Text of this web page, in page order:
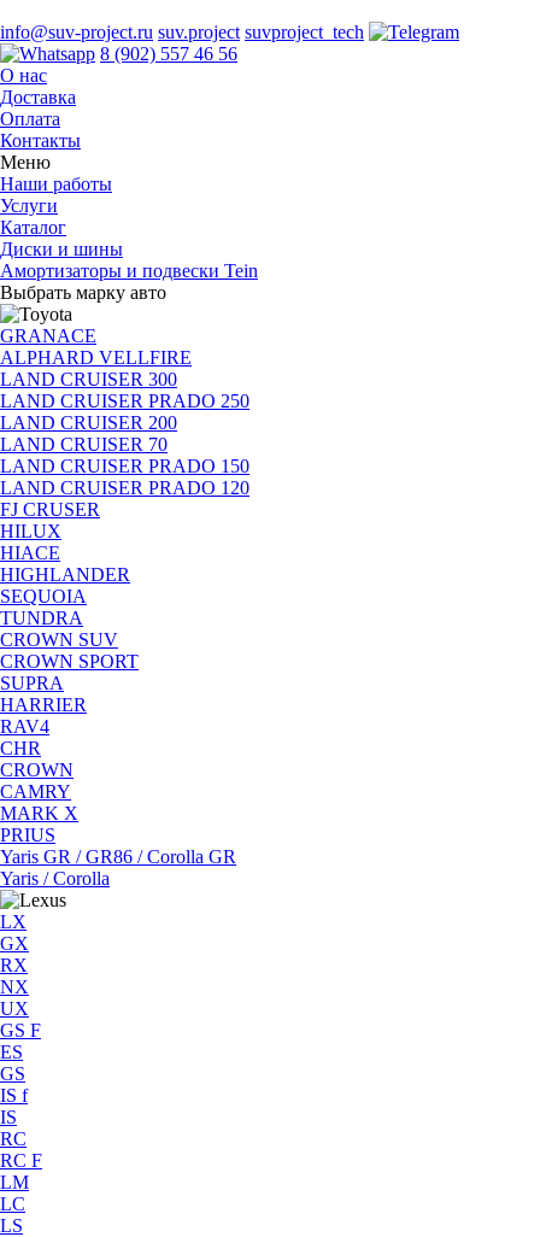
info@suv-project.ru suv.project suvproject_tech
8 (902) 557 46 56
О нас
Доставка
Оплата
Контакты
Меню
Наши работы
Услуги
Каталог
Диски и шины
Амортизаторы и подвески Tein
Выбрать марку авто
GRANACE
ALPHARD VELLFIRE
LAND CRUISER 300
LAND CRUISER PRADO 250
LAND CRUISER 200
LAND CRUISER 70
LAND CRUISER PRADO 150
LAND CRUISER PRADO 120
FJ CRUSER
HILUX
HIACE
HIGHLANDER
SEQUOIA
TUNDRA
CROWN SUV
CROWN SPORT
SUPRA
HARRIER
RAV4
CHR
CROWN
CAMRY
MARK X
PRIUS
Yaris GR / GR86 / Corolla GR
Yaris / Corolla
LX
GX
RX
NX
UX
GS F
ES
GS
IS f
IS
RC
RC F
LM
LC
LS